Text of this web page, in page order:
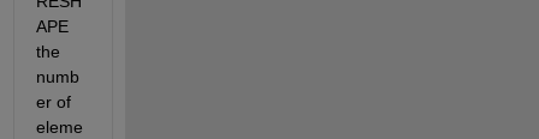
APE
the
numb
er of
eleme